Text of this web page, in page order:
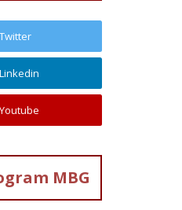
Twitter
Linkedin
Youtube
MBG